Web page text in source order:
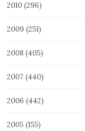
2010 (296)
2009 (251)
2008 (405)
2007 (440)
2006 (442)
2005 (155)